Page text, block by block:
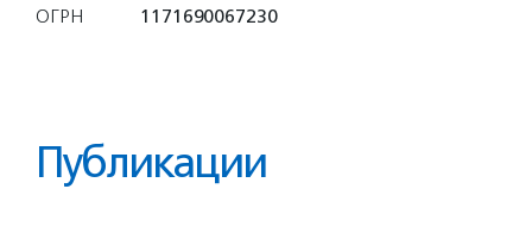
ОГРН
1171690067230
Публикации